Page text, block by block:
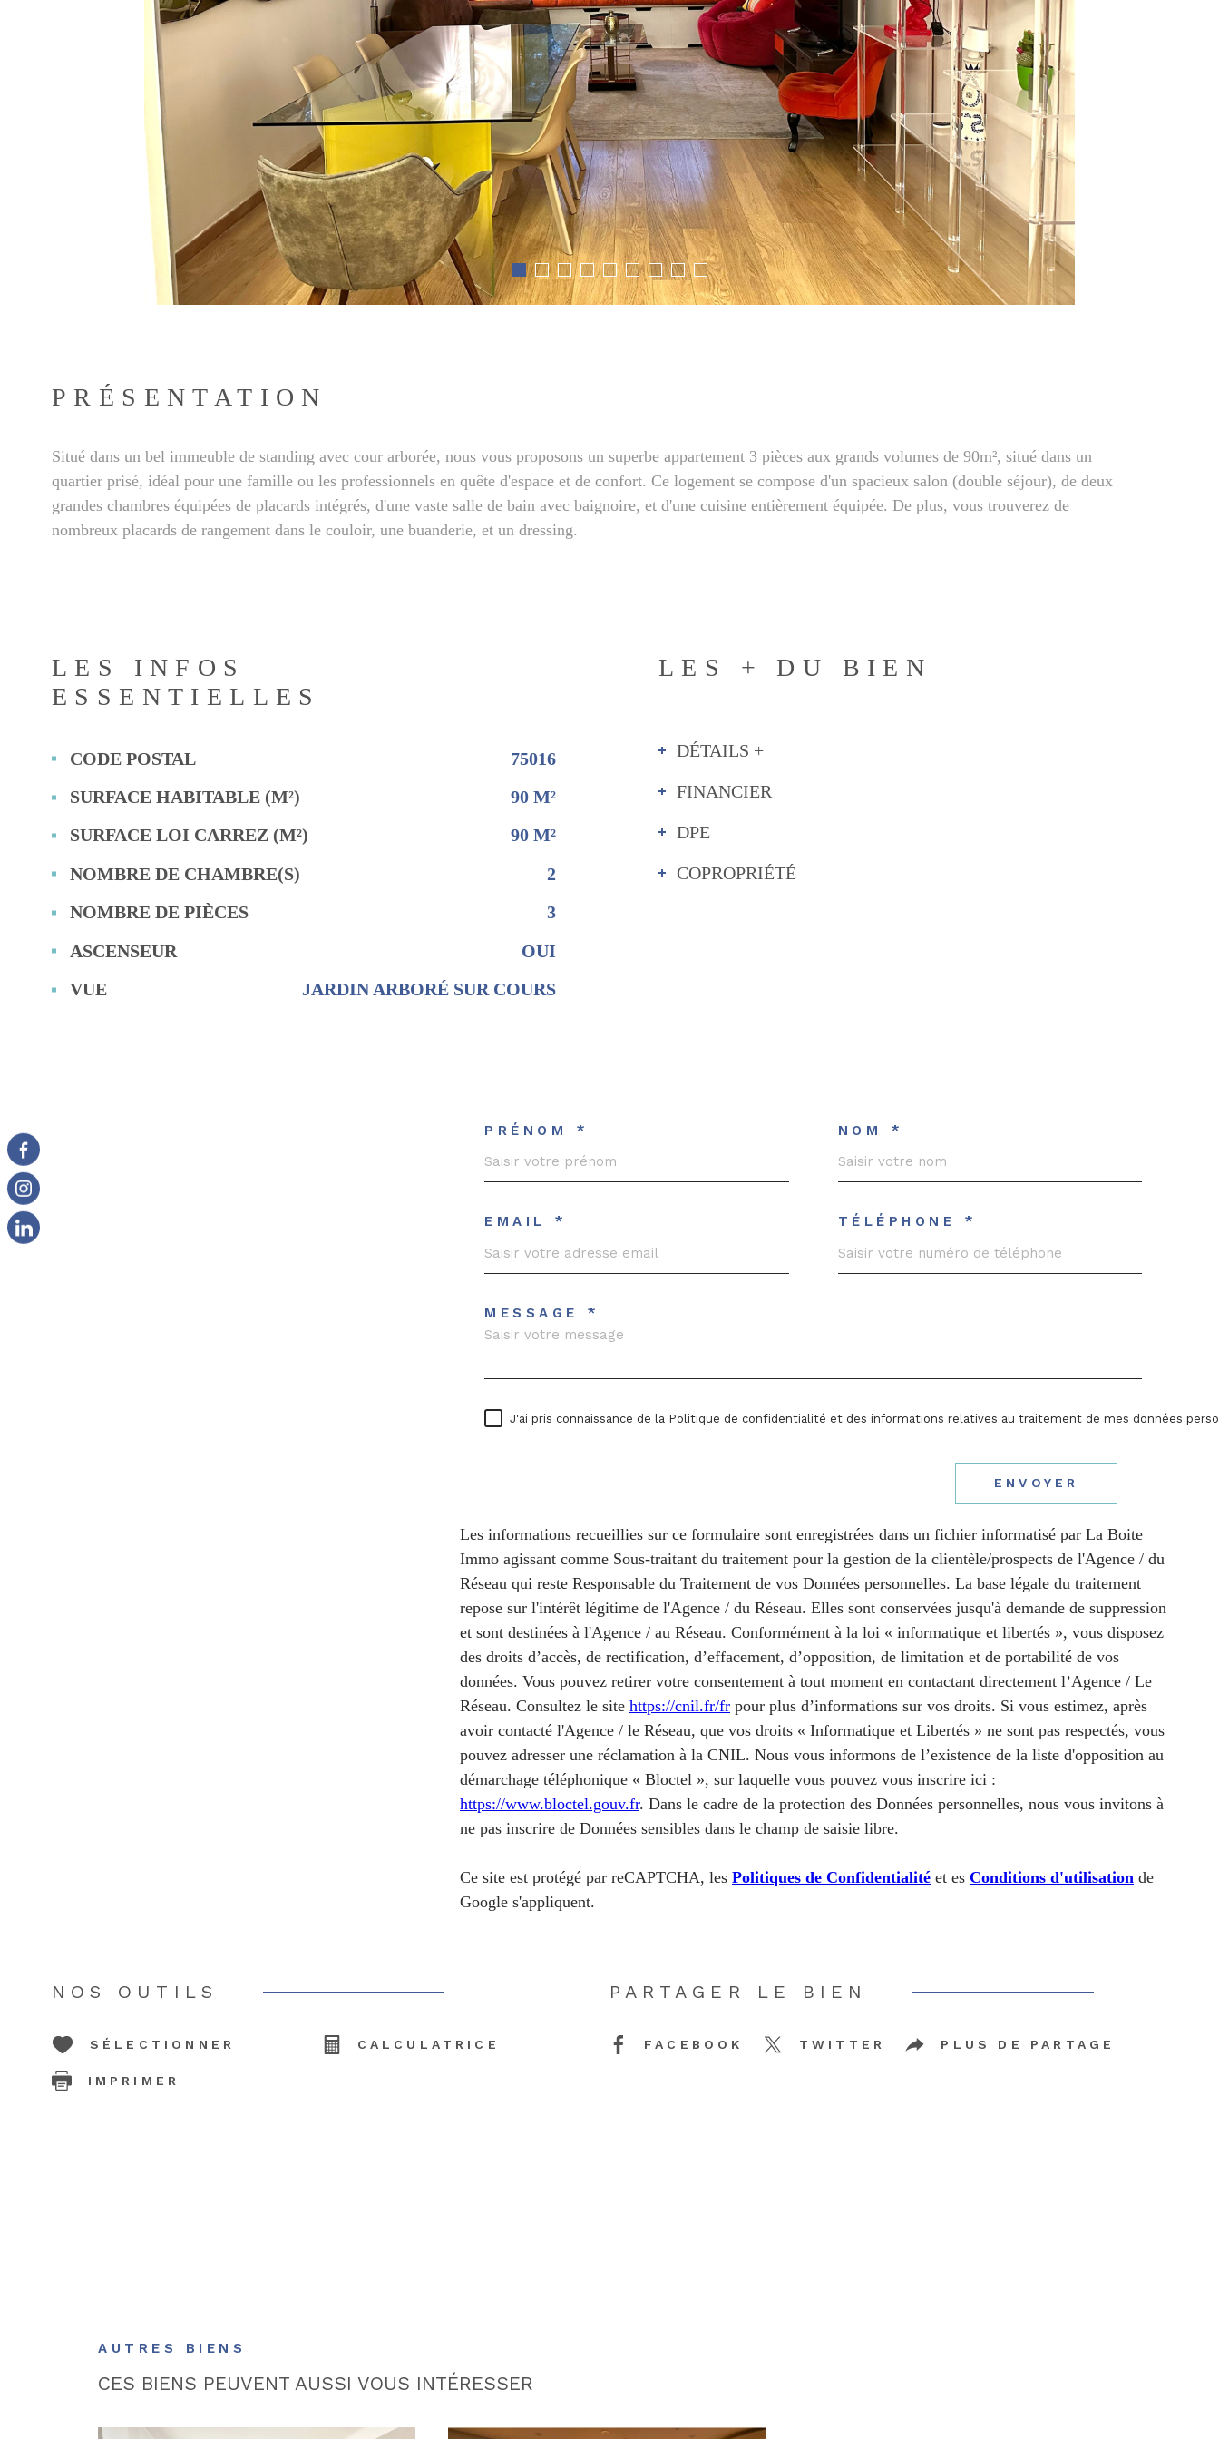
PRÉSENTATION
Situé dans un bel immeuble de standing avec cour arborée, nous vous proposons un superbe appartement 3 pièces aux grands volumes de 90m², situé dans un
quartier prisé, idéal pour une famille ou les professionnels en quête d'espace et de confort. Ce logement se compose d'un spacieux salon (double séjour), de deux
grandes chambres équipées de placards intégrés, d'une vaste salle de bain avec baignoire, et d'une cuisine entièrement équipée. De plus, vous trouverez de
nombreux placards de rangement dans le couloir, une buanderie, et un dressing.
LES INFOS
ESSENTIELLES
Caractérisque Valeurs
CODE POSTAL
75016
SURFACE HABITABLE (M²)
90 M²
SURFACE LOI CARREZ (M²)
90 M²
NOMBRE DE CHAMBRE(S)
2
NOMBRE DE PIÈCES
3
ASCENSEUR
OUI
VUE
JARDIN ARBORÉ SUR COURS
LES + DU BIEN
DÉTAILS +
FINANCIER
DPE
COPROPRIÉTÉ
PRÉNOM * NOM *
EMAIL * TÉLÉPHONE *
MESSAGE *
J'ai pris connaissance de la Politique de confidentialité et des informations relatives au traitement de mes données
ENVOYER
Les informations recueillies sur ce formulaire sont enregistrées dans un fichier informatisé par La Boite
Immo agissant comme Sous-traitant du traitement pour la gestion de la clientèle/prospects de l'Agence / du
Réseau qui reste Responsable du Traitement de vos Données personnelles. La base légale du traitement
repose sur l'intérêt légitime de l'Agence / du Réseau. Elles sont conservées jusqu'à demande de suppression
et sont destinées à l'Agence / au Réseau. Conformément à la loi « informatique et libertés », vous disposez
des droits d’accès, de rectification, d’effacement, d’opposition, de limitation et de portabilité de vos
données. Vous pouvez retirer votre consentement à tout moment en contactant directement l’Agence / Le
Réseau. Consultez le site https://cnil.fr/fr pour plus d’informations sur vos droits. Si vous estimez, après
avoir contacté l'Agence / le Réseau, que vos droits « Informatique et Libertés » ne sont pas respectés, vous
pouvez adresser une réclamation à la CNIL. Nous vous informons de l’existence de la liste d'opposition au
démarchage téléphonique « Bloctel », sur laquelle vous pouvez vous inscrire ici :
https://www.bloctel.gouv.fr. Dans le cadre de la protection des Données personnelles, nous vous invitons à
ne pas inscrire de Données sensibles dans le champ de saisie libre.
Ce site est protégé par reCAPTCHA, les Politiques de Confidentialité et es Conditions d'utilisation de
Google s'appliquent.
NOS OUTILS
SÉLECTIONNER CALCULATRICE
IMPRIMER
PARTAGER LE BIEN
FACEBOOK TWITTER PLUS DE PARTAGE
AUTRES BIENS
CES BIENS PEUVENT AUSSI VOUS INTÉRESSER